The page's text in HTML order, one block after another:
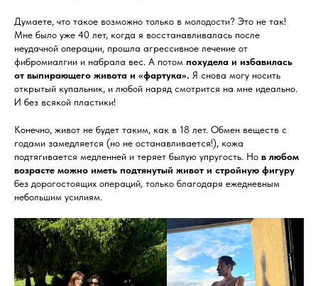
Думаете, что такое возможно только в молодости? Это не так!
Мне было уже 40 лет, когда я восстанавливалась после
неудачной операции, прошла агрессивное лечение от
фибромиалгии и набрала вес. А потом похудела и избавилась
от выпирающего живота и «фартука». Я снова могу носить
открытый купальник, и любой наряд смотрится на мне идеально.
И без всякой пластики!
Конечно, живот не будет таким, как в 18 лет. Обмен веществ с
годами замедляется (но не останавливается!), кожа
подтягивается медленней и теряет былую упругость. Но в любом
возрасте можно иметь подтянутый живот и стройную фигуру
без дорогостоящих операций, только благодаря ежедневным
небольшим усилиям.